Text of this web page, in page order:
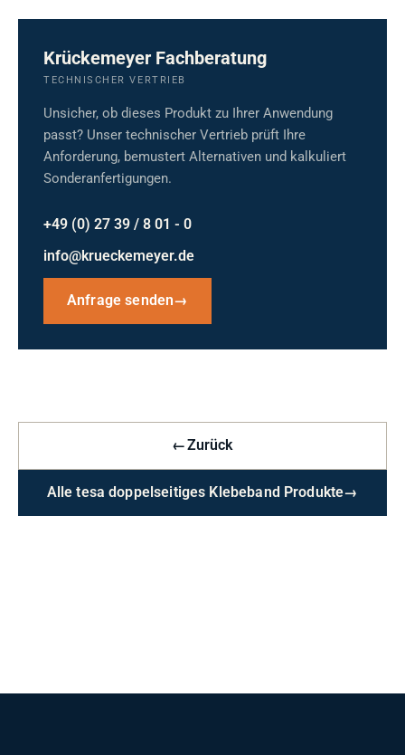
Krückemeyer Fachberatung
TECHNISCHER VERTRIEB
Unsicher, ob dieses Produkt zu Ihrer Anwendung
passt? Unser technischer Vertrieb prüft Ihre
Anforderung, bemustert Alternativen und kalkuliert
Sonderanfertigungen.
+49 (0) 27 39 / 8 01 - 0
info@krueckemeyer.de
Anfrage senden→
←Zurück
Alle tesa doppelseitiges Klebeband Produkte→